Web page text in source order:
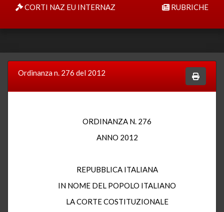
CORTI NAZ EU INTERNAZ RUBRICHE
Ordinanza n. 276 del 2012
ORDINANZA N. 276
ANNO 2012
REPUBBLICA ITALIANA
IN NOME DEL POPOLO ITALIANO
LA CORTE COSTITUZIONALE